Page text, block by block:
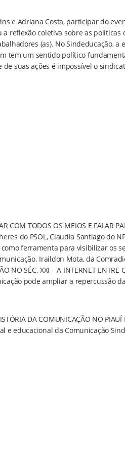
e Adriana Costa, participar do
reflexão coletiva sobre as políticas
(as). No Sindeducação, a
tem um sentido político
suas ações é impossível o
TODOS OS MEIOS E FALAR
do PSOL, Claudia Santiago do
como ferramenta para visibilizar os
Iraildon Mota, da
SÉC. XXI – A INTERNET ENTRE
pode ampliar a repercussão
DA COMUNICAÇÃO NO PIAUÍ
e educacional da Comunicação